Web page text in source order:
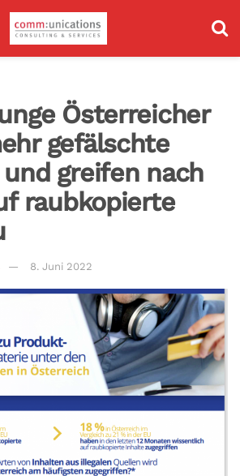
Österreicher
gefälschte
greifen nach
raubkopierte
8. Juni 2022